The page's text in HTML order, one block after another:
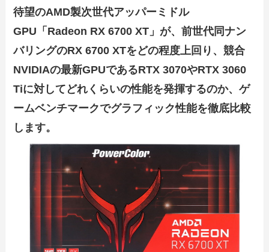
待望のAMD製次世代アッパーミドル
GPU「Radeon RX 6700 XT」が、前世代同ナン
バリングのRX 6700 XTをどの程度上回り、競合
NVIDIAの最新GPUであるRTX 3070やRTX 3060
Tiに対してどれくらいの性能を発揮するのか、ゲ
ームベンチマークでグラフィック性能を徹底比較
します。